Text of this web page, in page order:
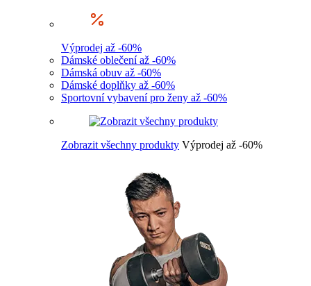
Výprodej až -60%
Dámské oblečení až -60%
Dámská obuv až -60%
Dámské doplňky až -60%
Sportovní vybavení pro ženy až -60%
Zobrazit všechny produkty Výprodej až -60%